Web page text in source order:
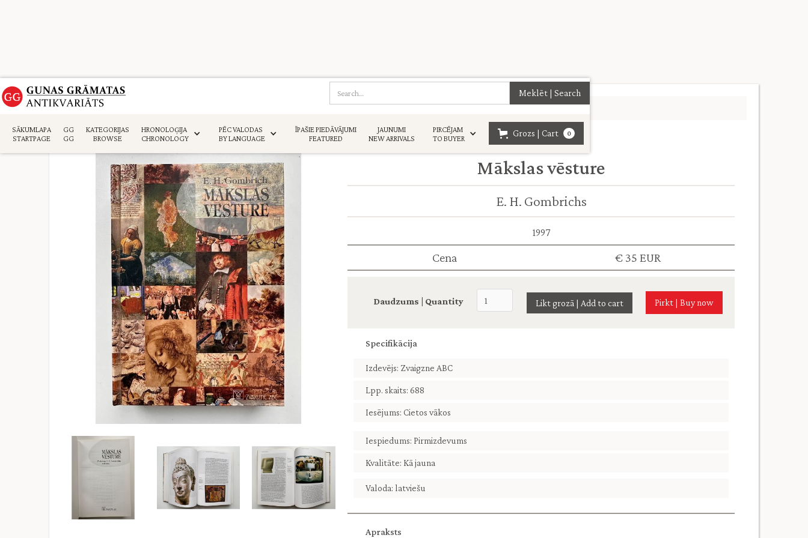
SĀKUMLAPA
STARTPAGE
GG
GG
KATEGORIJAS
BROWSE
HRONOLOĢIJA
CHRONOLOGY
PĒC VALODAS
BY LANGUAGE
ĪPAŠIE PIEDĀVĀJUMI
FEATURED
JAUNUMI
NEW ARRIVALS
PIRCĒJAM
TO BUYER
Grozs | Cart 0
Sākumlapa
Mākslas vēsture
E. H. Gombrichs
1997
Cena € 35 EUR
Daudzums | Quantity Pirkt | Buy now
Specifikācija
Izdevējs: Zvaigzne ABC
Lpp. skaits: 688
Iesējums: Cietos vākos
Iespiedums: Pirmizdevums
Kvalitāte: Kā jauna
Valoda: latviešu
Apraksts